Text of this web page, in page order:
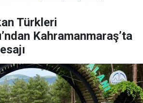
Türkleri
Kahramanmaraş’ta